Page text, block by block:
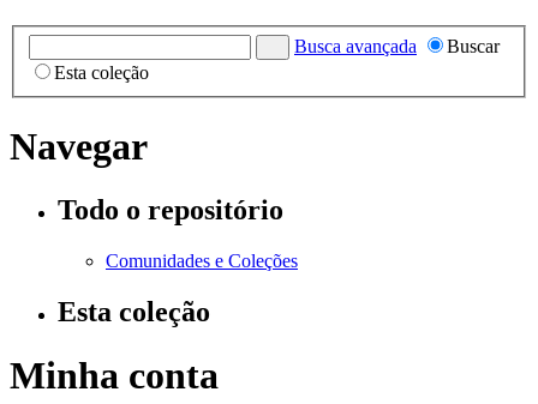
Busca avançada
Buscar
Esta coleção
Navegar
Todo o repositório
Comunidades e Coleções
Esta coleção
Minha conta